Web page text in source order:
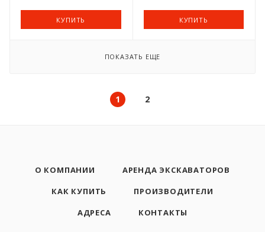
КУПИТЬ КУПИТЬ
ПОКАЗАТЬ ЕЩЕ
1 2
О КОМПАНИИ
АРЕНДА ЭКСКАВАТОРОВ
КАК КУПИТЬ
ПРОИЗВОДИТЕЛИ
АДРЕСА
КОНТАКТЫ